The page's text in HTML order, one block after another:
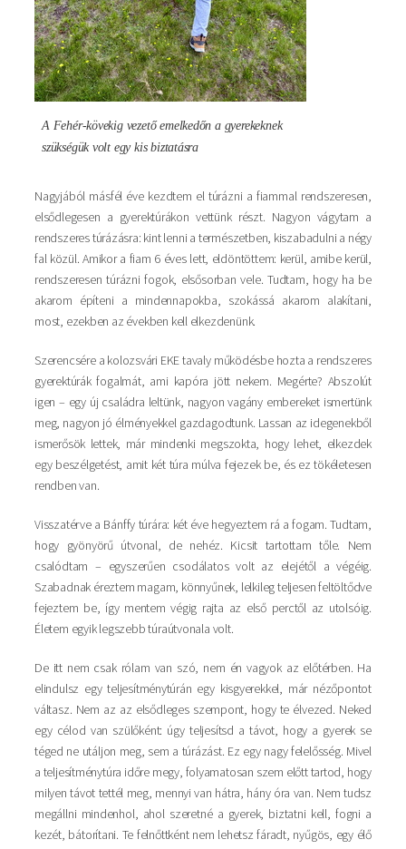
A Fehér-kövekig vezető emelkedőn a gyerekeknek
szükségük volt egy kis biztatásra
Nagyjából másfél éve kezdtem el túrázni a fiammal rendszeresen,
elsődlegesen a gyerektúrákon vettünk részt. Nagyon vágytam a
rendszeres túrázásra: kint lenni a természetben, kiszabadulni a négy
fal közül. Amikor a fiam 6 éves lett, eldöntöttem: kerül, amibe kerül,
rendszeresen túrázni fogok, elsősorban vele. Tudtam, hogy ha be
akarom építeni a mindennapokba, szokássá akarom alakítani,
most, ezekben az években kell elkezdenünk.
Szerencsére a kolozsvári EKE tavaly működésbe hozta a rendszeres
gyerektúrák fogalmát, ami kapóra jött nekem. Megérte? Abszolút
igen – egy új családra leltünk, nagyon vagány embereket ismertünk
meg, nagyon jó élményekkel gazdagodtunk. Lassan az idegenekből
ismerősök lettek, már mindenki megszokta, hogy lehet, elkezdek
egy beszélgetést, amit két túra múlva fejezek be, és ez tökéletesen
rendben van.
Visszatérve a Bánffy túrára: két éve hegyeztem rá a fogam. Tudtam,
hogy gyönyörű útvonal, de nehéz. Kicsit tartottam tőle. Nem
csalódtam – egyszerűen csodálatos volt az elejétől a végéig.
Szabadnak éreztem magam, könnyűnek, lelkileg teljesen feltöltődve
fejeztem be, így mentem végig rajta az első perctől az utolsóig.
Életem egyik legszebb túraútvonala volt.
De itt nem csak rólam van szó, nem én vagyok az előtérben. Ha
elindulsz egy teljesítménytúrán egy kisgyerekkel, már nézőpontot
váltasz. Nem az az elsődleges szempont, hogy te élvezed. Neked
egy célod van szülőként: úgy teljesítsd a távot, hogy a gyerek se
téged ne utáljon meg, sem a túrázást. Ez egy nagy felelősség. Mivel
a teljesítménytúra időre megy, folyamatosan szem előtt tartod, hogy
milyen távot tettél meg, mennyi van hátra, hány óra van. Nem tudsz
megállni mindenhol, ahol szeretné a gyerek, biztatni kell, fogni a
kezét, bátorítani. Te felnőttként nem lehetsz fáradt, nyűgös, egy élő